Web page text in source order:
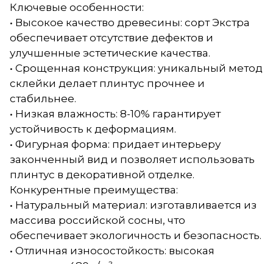
Ключевые особенности:
• Высокое качество древесины: сорт Экстра
обеспечивает отсутствие дефектов и
улучшенные эстетические качества.
• Срощенная конструкция: уникальный метод
склейки делает плинтус прочнее и
стабильнее.
• Низкая влажность: 8-10% гарантирует
устойчивость к деформациям.
• Фигурная форма: придает интерьеру
законченный вид и позволяет использовать
плинтус в декоративной отделке.
Конкурентные преимущества:
• Натуральный материал: изготавливается из
массива российской сосны, что
обеспечивает экологичность и безопасность.
• Отличная износостойкость: высокая